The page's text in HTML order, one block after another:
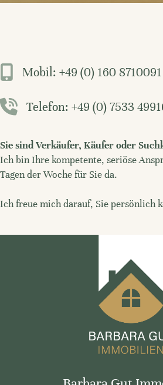
Mobil: +49 (0) 160 8710091
Telefon: +49 (0) 7533
Sie sind Verkäufer, Käufer oder
Ich bin Ihre kompetente, seriöse
Tagen der Woche für Sie da.
Ich freue mich darauf, Sie persönlich